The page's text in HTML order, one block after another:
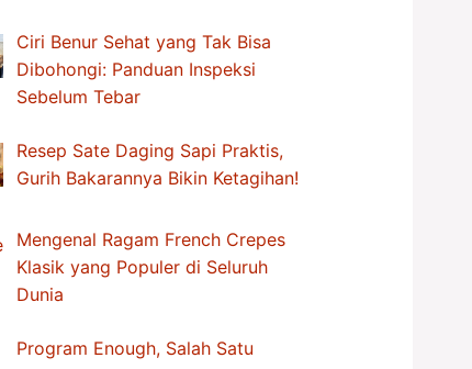
Ciri Benur Sehat yang Tak Bisa
Dibohongi: Panduan Inspeksi
Sebelum Tebar
Resep Sate Daging Sapi Praktis,
Gurih Bakarannya Bikin Ketagihan!
Mengenal Ragam French Crepes
Klasik yang Populer di Seluruh
Dunia
Program Enough, Salah Satu